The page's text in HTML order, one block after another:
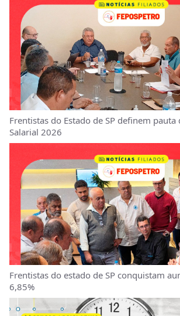
Frentistas do Estado de SP definem pauta
Salarial 2026
Frentistas do estado de SP conquistam
6,85%